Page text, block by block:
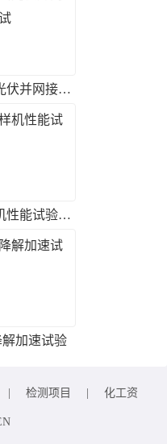
分布式光伏并网接入测试
科研样机性能试验服务
加速试验
检测项目 化工资